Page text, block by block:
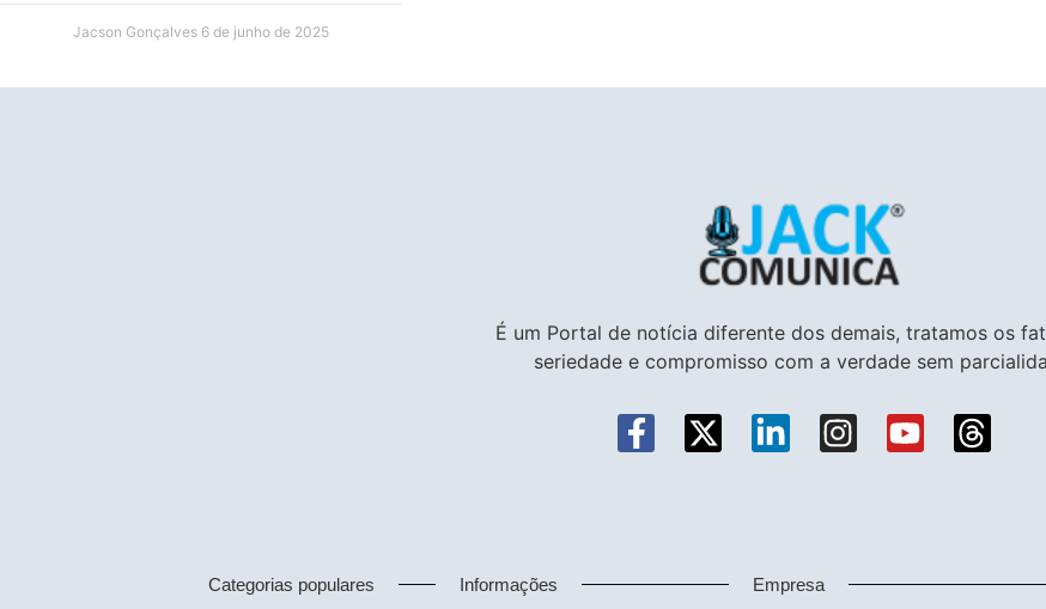
Jacson Gonçalves 6 de junho de 2025
É um Portal de notícia diferente dos demais, tratamos os
seriedade e compromisso com a verdade sem
Categorias populares Informações Empresa